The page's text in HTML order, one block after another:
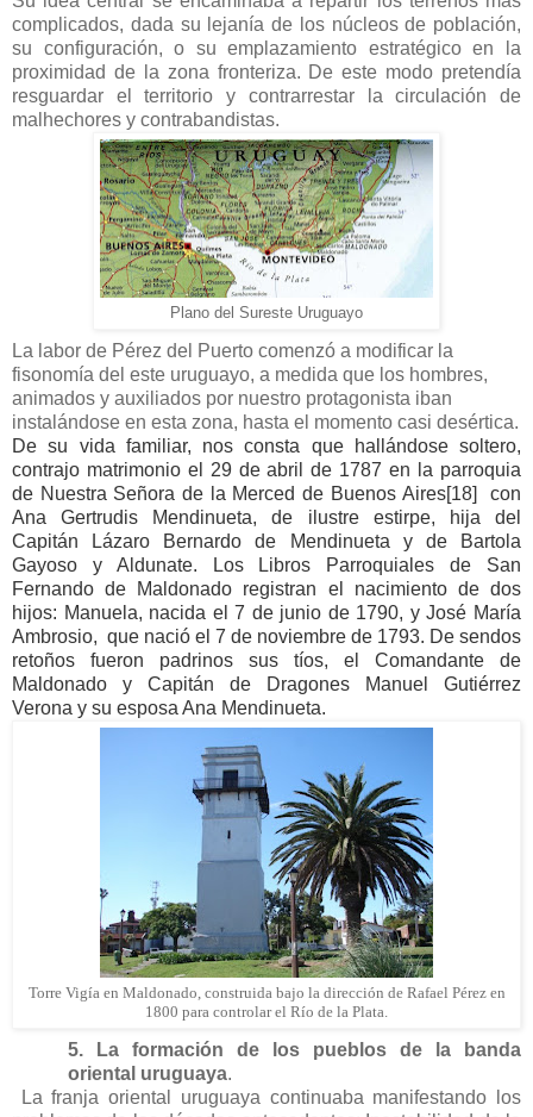
complicados, dada su lejanía de los núcleos de población,
su configuración, o su emplazamiento estratégico en la
proximidad de la zona fronteriza. De este modo pretendía
resguardar el territorio y contrarrestar la circulación de
malhechores y contrabandistas.
Plano del Sureste Uruguayo
La labor de Pérez del Puerto comenzó a modificar la
fisonomía del este uruguayo, a medida que los hombres,
animados y auxiliados por nuestro protagonista iban
instalándose en esta zona, hasta el momento casi desértica.
De su vida familiar, nos consta que hallándose soltero,
contrajo matrimonio el 29 de abril de 1787 en la parroquia
de Nuestra Señora de la Merced de Buenos Aires[18] con
Ana Gertrudis Mendinueta, de ilustre estirpe, hija del
Capitán Lázaro Bernardo de Mendinueta y de Bartola
Gayoso y Aldunate.
Los Libros Parroquiales de San
Fernando de Maldonado registran el nacimiento de dos
hijos: Manuela, nacida el 7 de junio de 1790, y José Marí­a
Ambrosio, que nació el 7 de noviembre de 1793. De sendos
retoños fueron padrinos sus tíos, el Comandante de
Maldonado y Capitán de Dragones Manuel Gutiérrez
Verona y su esposa Ana Mendinueta.
Torre Vigía en Maldonado, construida bajo la dirección de Rafael Pérez en
1800 para controlar el Río de la Plata.
5. La formación de los pueblos de la banda
oriental uruguaya.
La franja oriental uruguaya continuaba manifestando los